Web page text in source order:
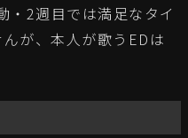
・2週目では満足なタイ
が、本人が歌うEDは